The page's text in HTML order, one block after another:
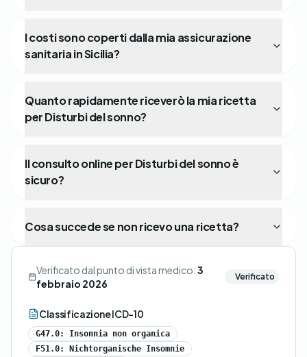
I costi sono coperti dalla mia assicurazione
sanitaria in Sicilia?
Quanto rapidamente riceverò la mia ricetta
per Disturbi del sonno?
Il consulto online per Disturbi del sonno è
sicuro?
Cosa succede se non ricevo una ricetta?
Verificato dal punto di vista medico:3
febbraio 2026
Verificato
Classificazione ICD-10
G47.0: Insonnia non organica
F51.0: Nichtorganische Insomnie